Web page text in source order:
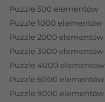
Puzzle 500 elementów
Puzzle 1000 elementów
Puzzle 2000 elementów
Puzzle 3000 elementów
Puzzle 4000 elementów
Puzzle 6000 elementów
Puzzle 9000 elementów